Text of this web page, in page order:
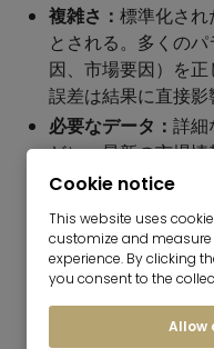
複雑さ： 標準化さ
とされる。多くの
因、市場要因）を
誤差は結果に直接影
必要なデータ： 詳細
ど）、最新の市場
のサポートなしには
ヒント：誤った価格見
ない。高く設定しすぎ
手を脅かすことにな
替案を探すため、売却
Cookie notice
This website uses
customize and
experience. By clicking
you consent to the
Allow